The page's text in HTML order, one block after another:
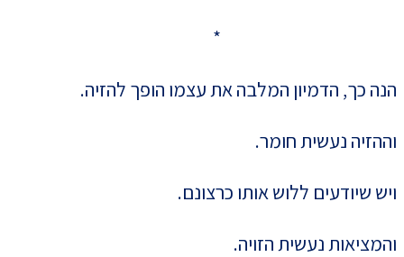
*
הנה כך, הדמיון המלבה את עצמו הופך להזיה.
וההזיה נעשית חומר.
ויש שיודעים ללוש אותו כרצונם.
והמציאות נעשית הזויה.